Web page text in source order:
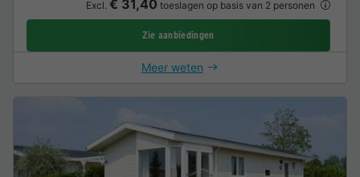
Excl. € 31,40 toeslagen op basis van 2 personen
Zie aanbiedingen
Meer weten